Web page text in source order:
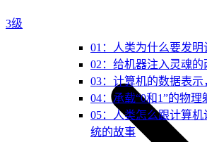
01：人类为什么要发明
02：给机器注入灵魂的
03：计算机的数据表示
04：承载“0和1”的物理
05：人类怎么跟计算
统的故事
3级